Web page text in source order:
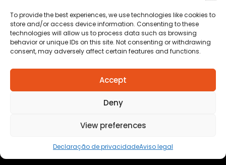
To provide the best experiences, we use technologies like cookies to
store and/or access device information. Consenting to these
technologies will allow us to process data such as browsing
behavior or unique IDs on this site. Not consenting or withdrawing
consent, may adversely affect certain features and functions.
Accept
Deny
View preferences
Declaração de privacidadeAviso legal
Anuncie
aqui
Faça sua